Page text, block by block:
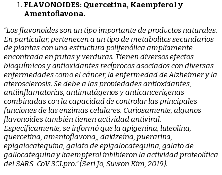
FLAVONOIDES: Quercetina, Kaempferol y
Amentoflavona.
“Los flavonoides son un tipo importante de productos naturales.
En particular, pertenecen a un tipo de metabolitos secundarios
de plantas con una estructura polifenólica ampliamente
encontrada en frutas y verduras. Tienen diversos efectos
bioquímicos y antioxidantes recíprocos asociados con diversas
enfermedades como el cáncer, la enfermedad de Alzheimer y la
aterosclerosis. Se debe a las propiedades antioxidantes,
antiinflamatorias, antimutágenos y anticancerígenas
combinadas con la capacidad de controlar las principales
funciones de las enzimas celulares. Curiosamente, algunos
flavonoides también tienen actividad antiviral.
Específicamente, se informó que la apigenina, luteolina,
quercetina, amentoflavona,, daidzeína, puerarina,
epigalocatequina, galato de epigalocatequina, galato de
gallocatequina y kaempferol inhibieron la actividad proteolítica
del SARS-CoV 3CLpro.” (Seri Jo, Suwon Kim, 2019).